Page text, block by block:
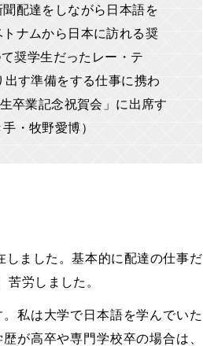
配達をしながら日本語を
ナムから日本に訪れる奨
奨学生だったレー・テ
す準備をする仕事に携わ
卒業記念祝賀会」に出席す
・牧野愛博）
ました。基本的に配達の仕事だ
労しました。
私は大学で日本語を学んでいた
が高卒や専門学校卒の場合は、